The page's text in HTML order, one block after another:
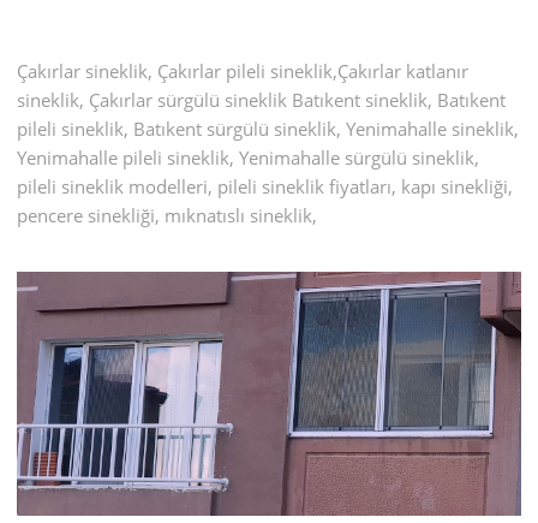
Çakırlar sineklik, Çakırlar pileli sineklik,Çakırlar katlanır
sineklik, Çakırlar sürgülü sineklik Batıkent sineklik, Batıkent
pileli sineklik, Batıkent sürgülü sineklik, Yenimahalle sineklik,
Yenimahalle pileli sineklik, Yenimahalle sürgülü sineklik,
pileli sineklik modelleri, pileli sineklik fiyatları, kapı sinekliği,
pencere sinekliği, mıknatıslı sineklik,